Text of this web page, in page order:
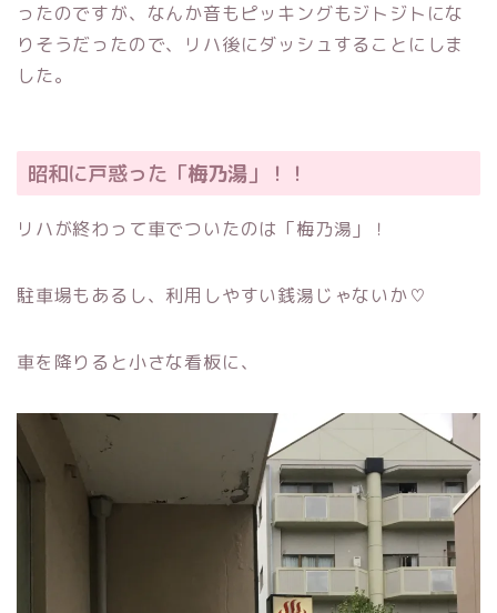
ったのですが、なんか音もピッキングもジトジトにな
りそうだったので、リハ後にダッシュすることにしま
した。
昭和に戸惑った「梅乃湯」！！
リハが終わって車でついたのは「梅乃湯」！
駐車場もあるし、利用しやすい銭湯じゃないか♡
車を降りると小さな看板に、